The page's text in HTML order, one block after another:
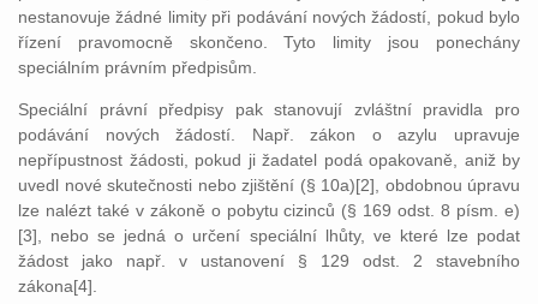
nestanovuje žádné limity při podávání nových žádostí, pokud bylo
řízení pravomocně skončeno. Tyto limity jsou ponechány
speciálním právním předpisům.
Speciální právní předpisy pak stanovují zvláštní pravidla pro
podávání nových žádostí. Např. zákon o azylu upravuje
nepřípustnost žádosti, pokud ji žadatel podá opakovaně, aniž by
uvedl nové skutečnosti nebo zjištění (§ 10a)[2], obdobnou úpravu
lze nalézt také v zákoně o pobytu cizinců (§ 169 odst. 8 písm. e)
[3], nebo se jedná o určení speciální lhůty, ve které lze podat
žádost jako např. v ustanovení § 129 odst. 2 stavebního
zákona[4].